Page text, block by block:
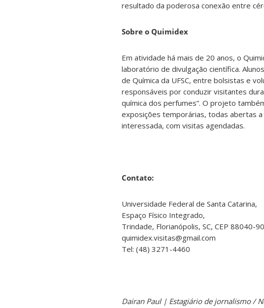
resultado da poderosa conexão entre
Sobre o Quimidex
Em atividade há mais de 20 anos, o
laboratório de divulgação científica.
de Química da UFSC, entre bolsistas e
responsáveis por conduzir visitantes
química dos perfumes”. O projeto
exposições temporárias, todas abertas
interessada, com visitas agendadas.
Contato:
Universidade Federal de Santa Catarina,
Espaço Físico Integrado,
Trindade, Florianópolis, SC, CEP 88040-
quimidex.visitas@gmail.com
Tel: (48) 3271-4460
Dairan Paul | Estagiário de jornalismo /